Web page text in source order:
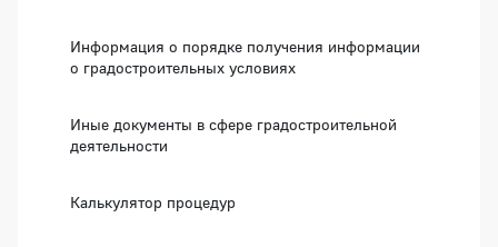
Информация о порядке получения информации
о градостроительных условиях
Иные документы в сфере градостроительной
деятельности
Калькулятор процедур